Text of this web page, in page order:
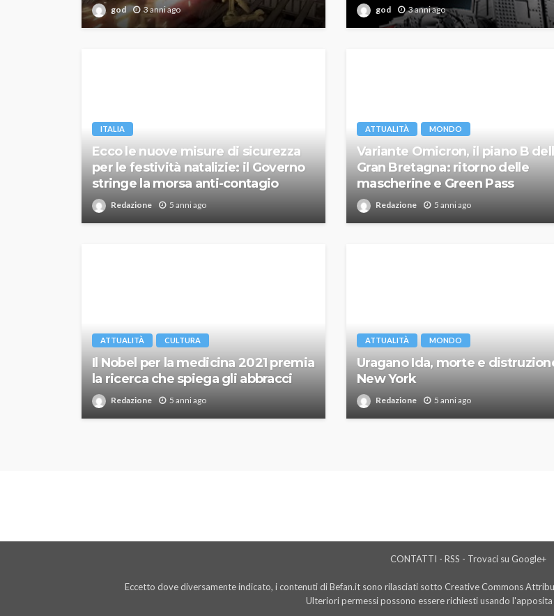
god 3 anni ago god 3 anni ago
ITALIA
Ecco le nuove misure di sicurezza
per le festività natalizie: il Governo
stringe la morsa anti-contagio
Redazione 5 anni ago
ATTUALITÀ MONDO
Variante Omicron, il piano B
Gran Bretagna: ritorno delle
mascherine e Green Pass
Redazione 5 anni ago
ATTUALITÀ CULTURA
Il Nobel per la medicina 2021 premia
la ricerca che spiega gli abbracci
Redazione 5 anni ago
ATTUALITÀ MONDO
Uragano Ida, morte e
New York
Redazione 5 anni ago
CONTATTI - RSS - Trovaci su Google+
Eccetto dove diversamente indicato, i contenuti di Befan.it sono rilasciati sotto Creative Commons
Ulteriori permessi possono essere richiesti usando l'apposita